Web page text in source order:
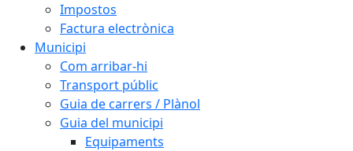
Impostos
Factura electrònica
Municipi
Com arribar-hi
Transport públic
Guia de carrers / Plànol
Guia del municipi
Equipaments